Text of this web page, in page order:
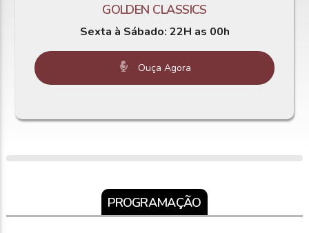
GOLDEN CLASSICS
Sexta à Sábado: 22H as 00h
Ouça Agora
PROGRAMAÇÃO